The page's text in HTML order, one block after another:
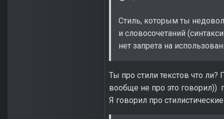
Стиль, которым ты
и словосочетаний
нет запрета на
Ты про стили текстов что
вообще не про это говорил))
Я говорил про